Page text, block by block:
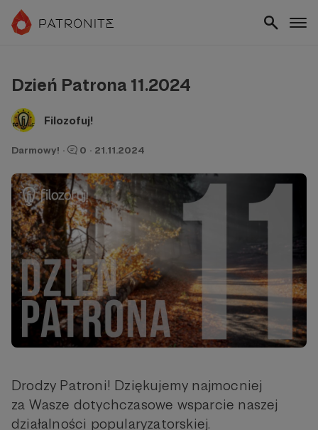
Dzień Patrona 11.2024
Filozofuj!
Darmowy! · 0 · 21.11.2024
Drodzy Patroni! Dziękujemy najmocniej
za Wasze dotychczasowe wsparcie naszej
działalności popularyzatorskiej.